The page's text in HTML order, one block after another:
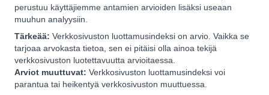
perustuu käyttäjiemme antamien arvioiden lisäksi useaan
muuhun analyysiin.
Tärkeää: Verkkosivuston luottamusindeksi on arvio. Vaikka se
tarjoaa arvokasta tietoa, sen ei pitäisi olla ainoa tekijä
verkkosivuston luotettavuutta arvioitaessa.
Arviot muuttuvat: Verkkosivuston luottamusindeksi voi
parantua tai heikentyä verkkosivuston muuttuessa.